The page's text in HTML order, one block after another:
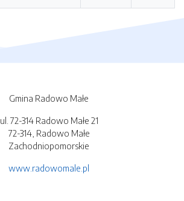
Gmina Radowo Małe
ul. 72-314 Radowo Małe 21
72-314, Radowo Małe
Zachodniopomorskie
www.radowomale.pl